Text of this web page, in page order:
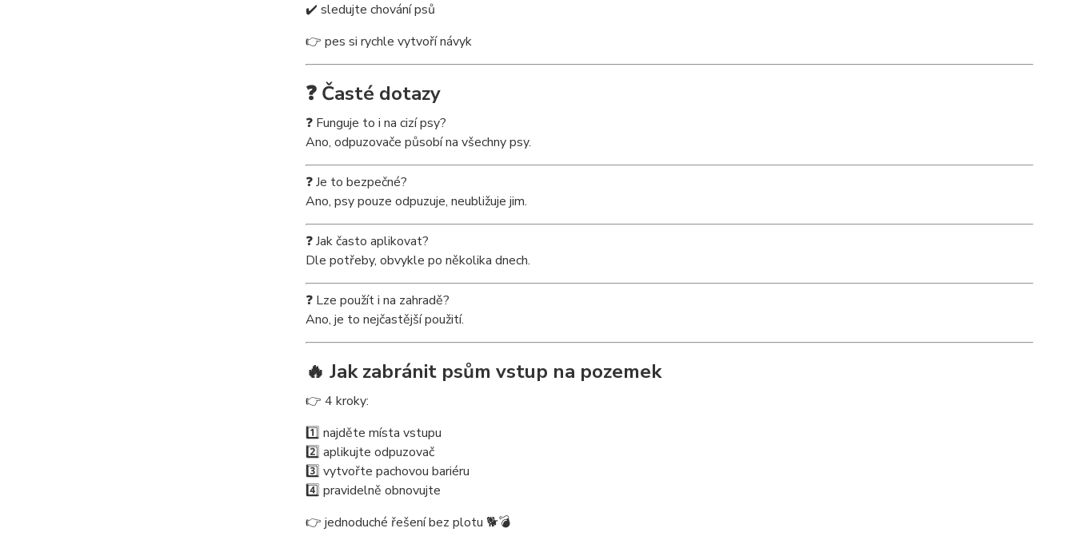
✔️ sledujte chování psů
👉 pes si rychle vytvoří návyk
❓ Časté dotazy
❓ Funguje to i na cizí psy?
Ano, odpuzovače působí na všechny psy.
❓ Je to bezpečné?
Ano, psy pouze odpuzuje, neubližuje jim.
❓ Jak často aplikovat?
Dle potřeby, obvykle po několika dnech.
❓ Lze použít i na zahradě?
Ano, je to nejčastější použití.
🔥 Jak zabránit psům vstup na pozemek
👉 4 kroky:
1️⃣ najděte místa vstupu
2️⃣ aplikujte odpuzovač
3️⃣ vytvořte pachovou bariéru
4️⃣ pravidelně obnovujte
👉 jednoduché řešení bez plotu 🐕💣